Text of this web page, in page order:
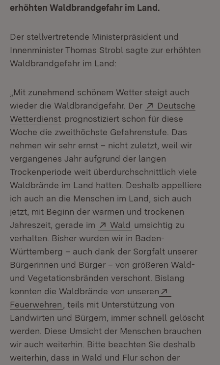
erhöhten Waldbrandgefahr im Land.
Der stellvertretende Ministerpräsident und
Innenminister Thomas Strobl sagte zur erhöhten
Waldbrandgefahr im Land:
„Mit zunehmend schönem Wetter steigt auch
wieder die Waldbrandgefahr. Der
Extern:
Deutsche
Wetterdienst (Öffnet in neuem Fenster)
prognostiziert schon für diese
Woche die zweithöchste Gefahrenstufe. Das
nehmen wir sehr ernst – nicht zuletzt, weil wir
vergangenes Jahr aufgrund der langen
Trockenperiode weit überdurchschnittlich viele
Waldbrände im Land hatten. Deshalb appelliere
ich auch an die Menschen im Land, sich auch
jetzt, mit Beginn der warmen und trockenen
Jahreszeit, gerade im
Extern:
Wald (Öffnet in neuem
umsichtig zu
verhalten. Bisher wurden wir in Baden-
Württemberg – auch dank der Sorgfalt unserer
Bürgerinnen und Bürger – von größeren Wald-
und Vegetationsbränden verschont. Bislang
konnten die Waldbrände von unseren
Feuerwehren (Öffnet in neuem Fenster)
, teils mit Unterstützung von
Landwirten und Bürgern, immer schnell gelöscht
werden. Diese Umsicht der Menschen brauchen
wir auch weiterhin. Bitte beachten Sie deshalb
weiterhin, dass in Wald und Flur schon der